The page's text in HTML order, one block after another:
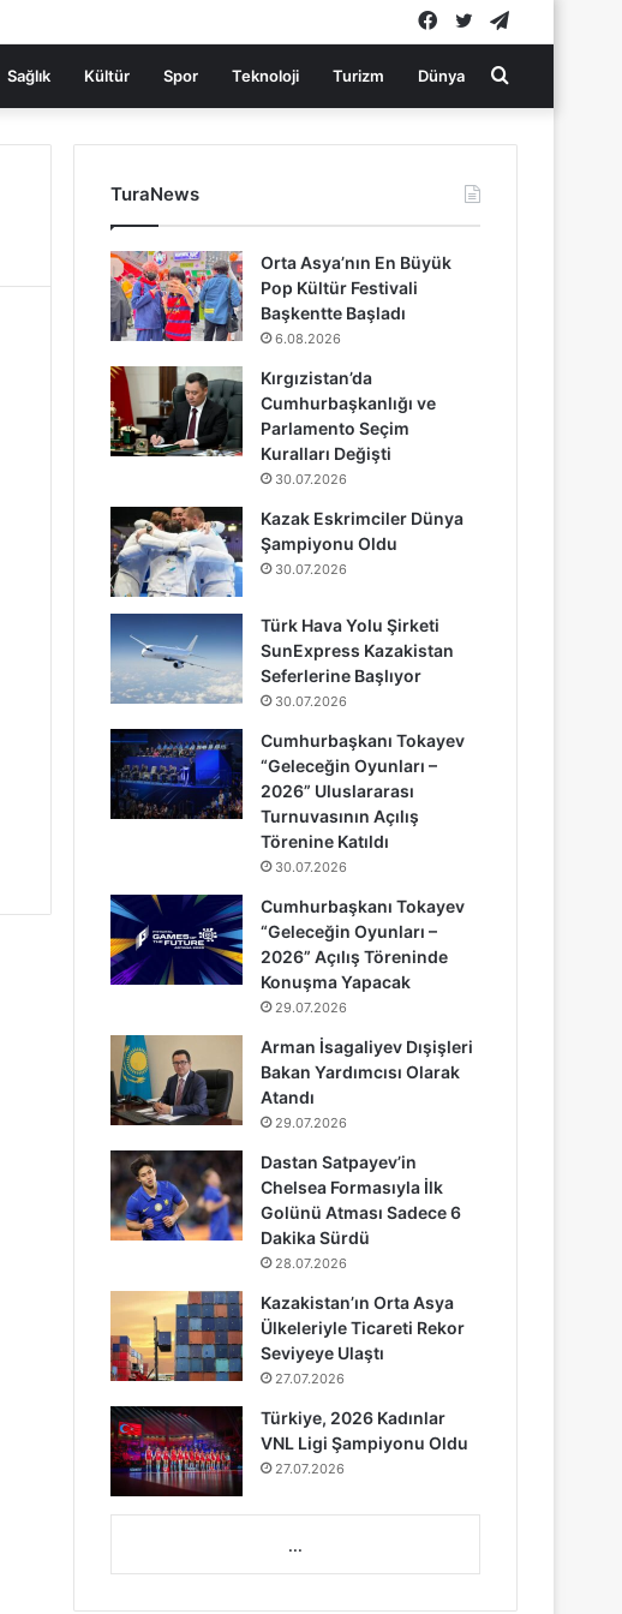
Twitter
Facebook
Sağlık Kültür Spor Teknoloji Turizm Dünya Arama
yap
TuraNews
Orta Asya’nın En Büyük
Pop Kültür Festivali
Başkentte Başladı
6.08.2026
Kırgızistan’da
Cumhurbaşkanlığı ve
Parlamento Seçim
Kuralları Değişti
30.07.2026
Kazak Eskrimciler Dünya
Şampiyonu Oldu
30.07.2026
Türk Hava Yolu Şirketi
SunExpress Kazakistan
Seferlerine Başlıyor
30.07.2026
Cumhurbaşkanı Tokayev
“Geleceğin Oyunları –
2026” Uluslararası
Turnuvasının Açılış
Törenine Katıldı
30.07.2026
Cumhurbaşkanı Tokayev
“Geleceğin Oyunları –
2026” Açılış Töreninde
Konuşma Yapacak
29.07.2026
Arman İsagaliyev Dışişleri
Bakan Yardımcısı Olarak
Atandı
29.07.2026
Dastan Satpayev’in
Chelsea Formasıyla İlk
Golünü Atması Sadece 6
Dakika Sürdü
28.07.2026
Kazakistan’ın Orta Asya
Ülkeleriyle Ticareti Rekor
Seviyeye Ulaştı
27.07.2026
Türkiye, 2026 Kadınlar
VNL Ligi Şampiyonu Oldu
27.07.2026
...